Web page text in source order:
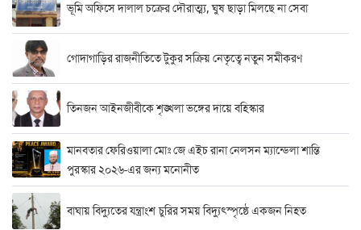
ভূমি অফিসে দালাল চক্রের দৌরাত্ম্য, ঘুষ ছাড়া মিলছে না সেবা
গোদাগাড়ির রাজনীতিতে টুকুর সক্রিয় নেতৃত্বে নতুন সমীকরণ
তিনজন আইনজীবীকে শৃঙ্খলা ভঙ্গের দায়ে বহিস্কার
মানবতার ফেরিওয়ালা মোঃ জে এইচ রানা নেলসন ম্যান্ডেলা শান্তি
পুরস্কার ২০২৬-এর জন্য মনোনীত
বাঘায় বিদ্যুতের যন্ত্রাংশ চুরির সময় বিদ্যুৎস্পৃষ্ঠে একজন নিহত